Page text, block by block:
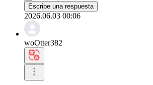
Escribe una respuesta
2026.06.03 00:06
woOtter382